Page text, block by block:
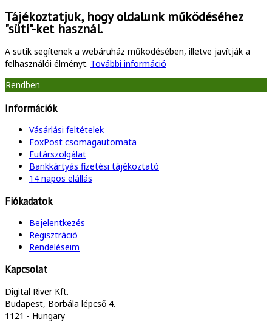
Tájékoztatjuk, hogy oldalunk működéséhez
"süti"-ket használ.
A sütik segítenek a webáruház működésében, illetve javítják a
felhasználói élményt. További információ
Rendben
Információk
Vásárlási feltételek
FoxPost csomagautomata
Futárszolgálat
Bankkártyás fizetési tájékoztató
14 napos elállás
Fiókadatok
Bejelentkezés
Regisztráció
Rendeléseim
Kapcsolat
Digital River Kft.
Budapest, Borbála lépcső 4.
1121 - Hungary